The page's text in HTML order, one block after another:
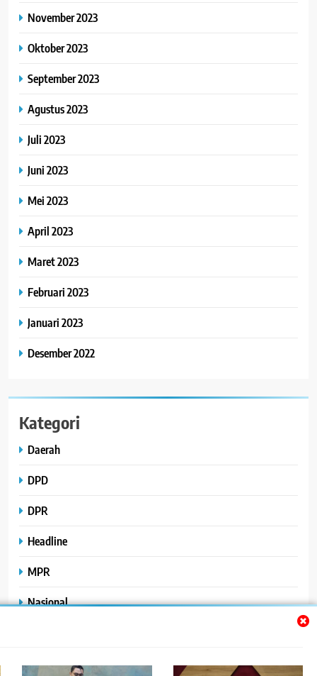
November 2023
Oktober 2023
September 2023
Agustus 2023
Juli 2023
Juni 2023
Mei 2023
April 2023
Maret 2023
Februari 2023
Januari 2023
Desember 2022
Kategori
Daerah
DPD
DPR
Headline
MPR
Nasional
Polhukam